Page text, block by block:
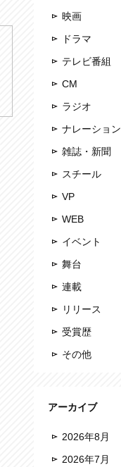
映画
ドラマ
テレビ番組
CM
ラジオ
ナレーション
雑誌・新聞
スチール
VP
WEB
イベント
舞台
連載
リリース
受賞歴
その他
アーカイブ
2026年8月
2026年7月